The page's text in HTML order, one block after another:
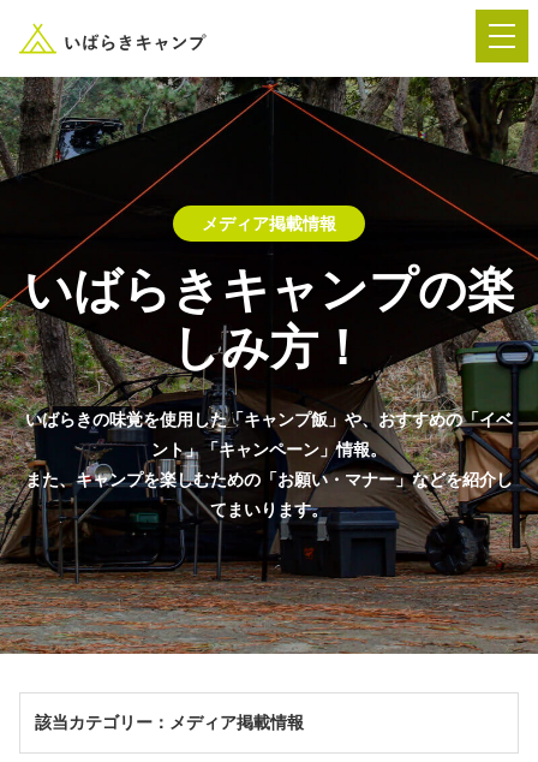
メディア掲載情報
いばらきキャンプの楽
しみ方！
いばらきの味覚を使用した「キャンプ飯」や、おすすめの「イベ
ント」「キャンペーン」情報。
また、キャンプを楽しむための「お願い・マナー」などを紹介し
てまいります。
イベント-トップ
“いばらき”のキャンプ場を探す
楽しみ方 新着情報
イベント情報 春夏キャンプ
秋冬キャンプ 山間キャンプ
海辺キャンプ 川辺キャンプ
湖畔キャンプ
該当カテゴリー：メディア掲載情報